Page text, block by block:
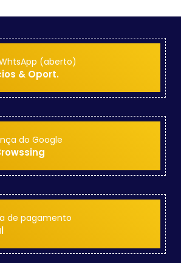
(aberto)
& Oport.
do Google
de pagamento